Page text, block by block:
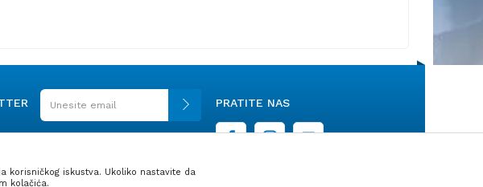
PRATITE NAS
korisničkog iskustva. Ukoliko nastavite da
kolačića.